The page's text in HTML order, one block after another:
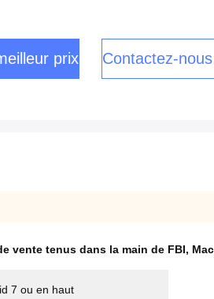
prix Contactez-
vente tenus dans la main de FBI,
7 ou en haut